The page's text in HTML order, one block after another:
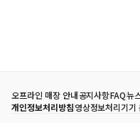
오프라인 매장 안내공지사항FAQ뉴
개인정보처리방침영상정보처리기기